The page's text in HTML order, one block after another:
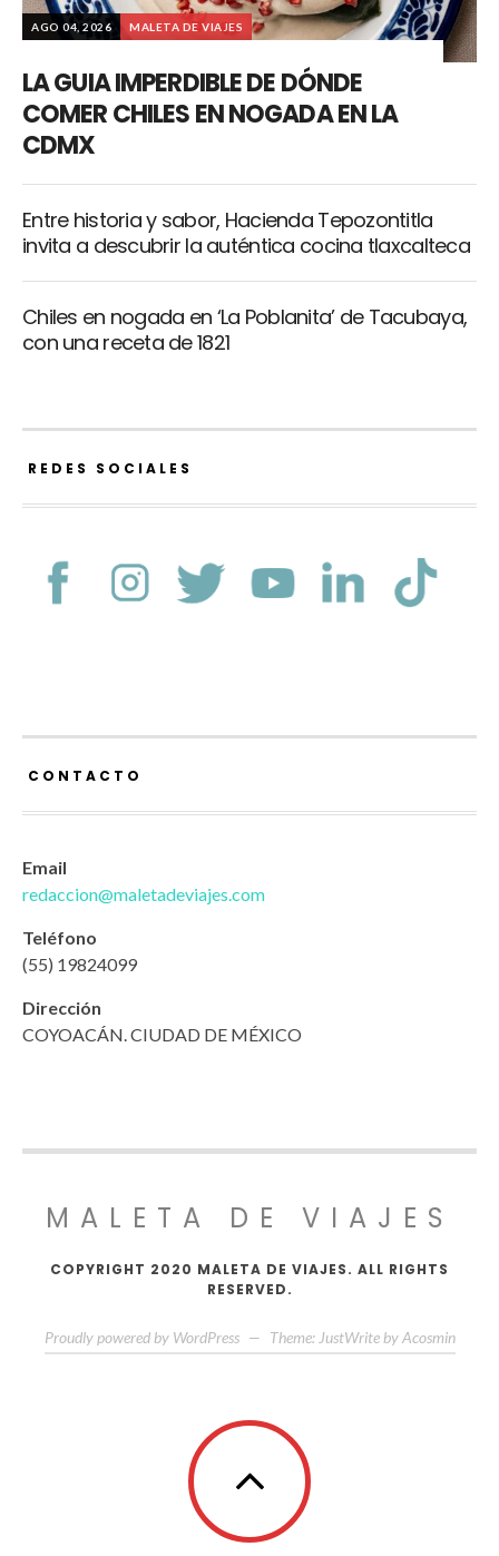
AGO 04, 2026 MALETA DE VIAJES
LA GUIA IMPERDIBLE DE DÓNDE
COMER CHILES EN NOGADA EN LA
CDMX
Entre historia y sabor, Hacienda Tepozontitla
invita a descubrir la auténtica cocina tlaxcalteca
Chiles en nogada en ‘La Poblanita’ de Tacubaya,
con una receta de 1821
REDES SOCIALES
CONTACTO
Email
redaccion@maletadeviajes.com
Teléfono
(55) 19824099
Dirección
COYOACÁN. CIUDAD DE MÉXICO
MALETA DE VIAJES
COPYRIGHT 2020 MALETA DE VIAJES. ALL RIGHTS
RESERVED.
Proudly powered by WordPress — Theme: JustWrite by Acosmin